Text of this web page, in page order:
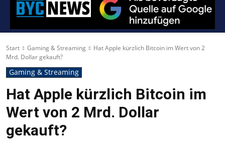
Start Gaming & Streaming
Hat Apple kürzlich Bitcoin im Wert von 2
Mrd. Dollar gekauft?
Gaming & Streaming
Hat Apple kürzlich Bitcoin im
Wert von 2 Mrd. Dollar
gekauft?